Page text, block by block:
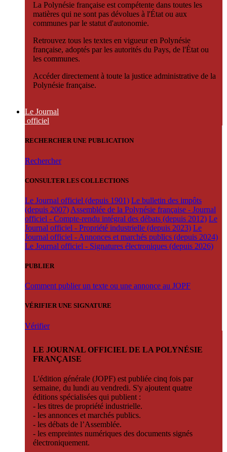
La Polynésie française est compétente dans toutes les
matières qui ne sont pas dévolues à l'État ou aux
communes par le statut d'autonomie.
Retrouvez tous les textes en vigueur en Polynésie
française, adoptés par les autorités du Pays, de l'État ou
les communes.
Accéder directement à toute la justice administrative de la
Polynésie française.
Le Journal
officiel
RECHERCHER UNE PUBLICATION
Rechercher
CONSULTER LES COLLECTIONS
Le Journal officiel (depuis 1901) Le bulletin des impôts
(depuis 2007) Assemblée de la Polynésie française - Journal
officiel - Compte-rendu intégral des débats (depuis 2012) Le
Journal officiel - Propriété industrielle (depuis 2023) Le
Journal officiel - Annonces et marchés publics (depuis 2024)
Le Journal officiel - Signatures électroniques (depuis 2026)
PUBLIER
Comment publier un texte ou une annonce au JOPF
VÉRIFIER UNE SIGNATURE
Vérifier
LE JOURNAL OFFICIEL DE LA POLYNÉSIE
FRANÇAISE
L'édition générale (JOPF) est publiée cinq fois par
semaine, du lundi au vendredi. S'y ajoutent quatre
éditions spécialisées qui publient :
- les titres de propriété industrielle.
- les annonces et marchés publics.
- les débats de l’Assemblée.
- les empreintes numériques des documents signés
électroniquement.